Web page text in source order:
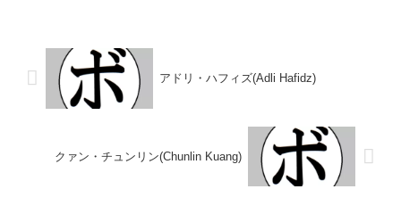
歴】2015/11/28 ●6R...
アドリ・ハフィズ(Adli Hafidz)
クァン・チュンリン(Chunlin Kuang)